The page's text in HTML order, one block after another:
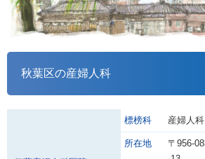
秋葉区の産婦人科
標榜科 産婦人
所在地
〒956-